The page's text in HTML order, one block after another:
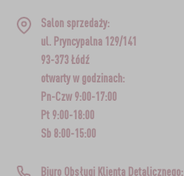
Salon sprzedaży:
ul. Pryncypalna 129/141
93-373 Łódź
otwarty w godzinach:
Pn-Czw 9:00-17:00
Pt 9:00-18:00
Sb 8:00-15:00
Biuro Obsługi Klienta Detalicznego: